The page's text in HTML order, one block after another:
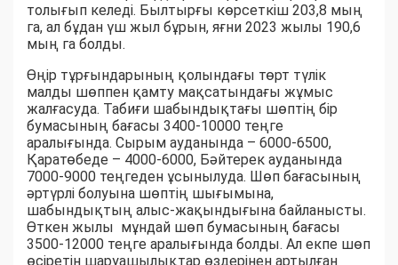
толығып келеді. Былтырғы көрсеткіш 203,8 мың
га, ал бұдан үш жыл бұрын, яғни 2023 жылы 190,6
мың га болды.
Өңір тұрғындарының қолындағы төрт түлік
малды шөппен қамту мақсатындағы жұмыс
жалғасуда. Табиғи шабындықтағы шөптің бір
бумасының бағасы 3400-10000 теңге
аралығында. Сырым ауданында – 6000-6500,
Қаратөбеде – 4000-6000, Бәйтерек ауданында
7000-9000 теңгеден ұсынылуда. Шөп бағасының
әртүрлі болуына шөптің шығымына,
шабындықтың алыс-жақындығына байланысты.
Өткен жылы мұндай шөп бумасының бағасы
3500-12000 теңге аралығында болды. Ал екпе шөп
өсіретін шаруашылықтар өздерінен артылған